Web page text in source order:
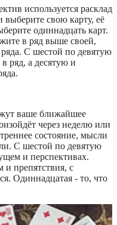
используется расклад
выберите свою карту, её
одиннадцать карт.
в ряд выше своей,
С шестой по девятую
ряд, а десятую и
ваше ближайшее
через неделю или
состояние, мысли
С шестой по девятую
и перспективах.
и препятствия, с
Одиннадцатая - то, что